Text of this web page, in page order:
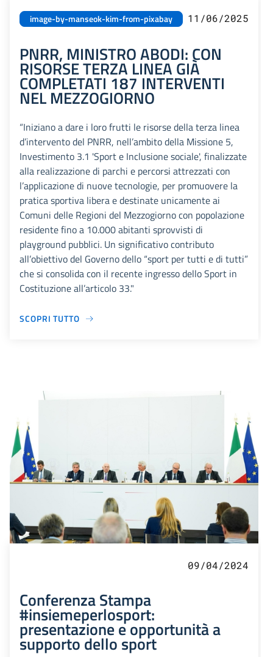
image-by-manseok-kim-from-pixabay 11/06/2025
PNRR, MINISTRO ABODI: CON
RISORSE TERZA LINEA GIÀ
COMPLETATI 187 INTERVENTI
NEL MEZZOGIORNO
“Iniziano a dare i loro frutti le risorse della terza linea
d’intervento del PNRR, nell’ambito della Missione 5,
Investimento 3.1 'Sport e Inclusione sociale', finalizzate
alla realizzazione di parchi e percorsi attrezzati con
l’applicazione di nuove tecnologie, per promuovere la
pratica sportiva libera e destinate unicamente ai
Comuni delle Regioni del Mezzogiorno con popolazione
residente fino a 10.000 abitanti sprovvisti di
playground pubblici. Un significativo contributo
all’obiettivo del Governo dello “sport per tutti e di tutti”
che si consolida con il recente ingresso dello Sport in
Costituzione all’articolo 33."
SCOPRI TUTTO
09/04/2024
Conferenza Stampa
#insiemeperlosport:
presentazione e opportunità a
supporto dello sport